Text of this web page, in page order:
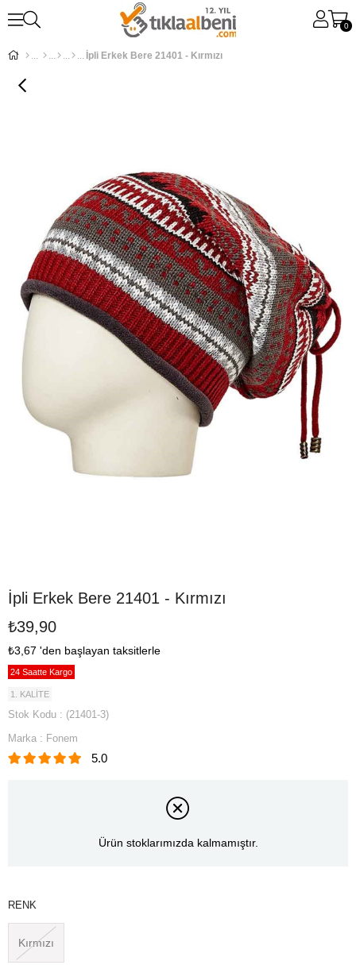
0
İpli Erkek Bere 21401 - Kırmızı
İpli Erkek Bere 21401 - Kırmızı
₺39,90
₺3,67 'den başlayan taksitlerle
24 Saatte Kargo
1. KALİTE
Stok Kodu
(21401-3)
Marka : Fonem
5.0
Ürün stoklarımızda kalmamıştır.
RENK
Kırmızı